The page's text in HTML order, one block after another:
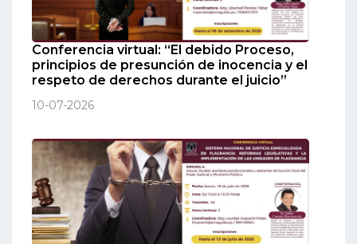
Conferencia virtual: “El debido Proceso,
principios de presunción de inocencia y el
respeto de derechos durante el juicio”
10-07-2026